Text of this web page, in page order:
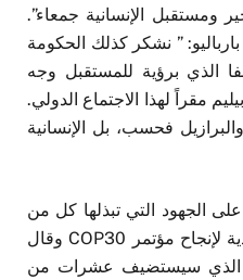
ومستقبل الإنسانية جمعاء”.
” نشكر كذلك الحكومة
الذي برؤية للمستقبل وجه
مقراً لهذا الاجتماع الدولي.
فحسب، بل الإنسانية
الجهود التي تبذلها كل من
حكومة الولاية والحكومة الاتحادية لإنجاح مؤتمر COP30 وقال
الذي سيستضيف عشرات من